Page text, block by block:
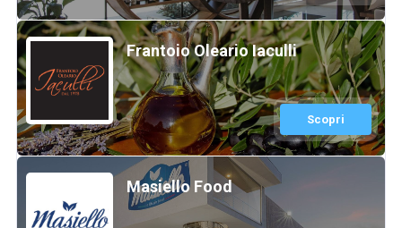
Frantoio Oleario Iaculli
Scopri
Masiello Food